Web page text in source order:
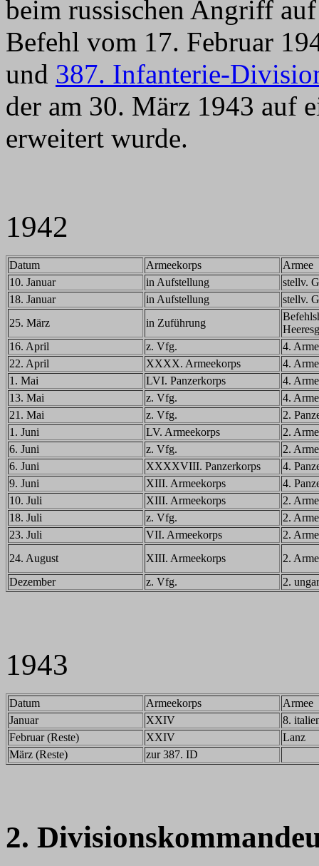
beim russischen Angriff
Befehl vom 17. Februar
und 387. Infanterie-
der am 30. März 1943 auf
erweitert wurde.
1942
Datum Armeekorps
Armee
10. Januar
in Aufstellung
stellv.
18. Januar
in Aufstellung
stellv.
25. März
in Zuführung
16. April
z. Vfg.
4.
22. April
XXXX. Armeekorps
4.
1. Mai
LVI. Panzerkorps
4.
13. Mai
z. Vfg.
4.
21. Mai
z. Vfg.
2.
1. Juni
LV. Armeekorps
2.
6. Juni
z. Vfg.
2.
6. Juni
XXXXVIII. Panzerkorps
4.
9. Juni
XIII. Armeekorps
4.
10. Juli
XIII. Armeekorps
2.
18. Juli
z. Vfg.
2.
23. Juli
VII. Armeekorps
2.
24. August
XIII. Armeekorps
2.
Dezember
z. Vfg. 2.
1943
Datum Armeekorps
Armee
Januar
XXIV
8.
Februar (Reste)
XXIV
Lanz
März (Reste)
zur 387. ID
2.